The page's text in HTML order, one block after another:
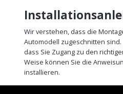
Wir verstehen, dass die
Automodell zugeschnitten
dass Sie Zugang zu den
Weise können Sie die
installieren.